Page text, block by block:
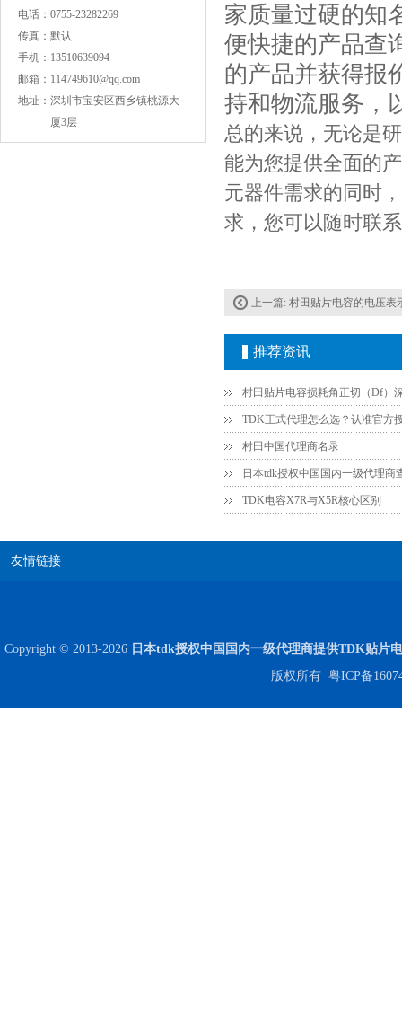
电话： 0755-23282269
传真： 默认
手机： 13510639094
邮箱： 114749610@qq.com
地址： 深圳市宝安区西乡镇桃源大
厦3层
家质量过硬的知
便快捷的产品查
的产品并获得报
持和物流服务，
总的来说，无论是
能为您提供全面的
元器件需求的同时
求，您可以随时联
上一篇: 村田贴片电容的电压表
推荐资讯
村田中国代理商名录
日本tdk授权中国国内一级代理商
TDK电容X7R与X5R核心区别
友情链接
Copyright © 2013-2026 日本tdk授权中国国内一级代理商提供TDK贴片
版权所有 粤ICP备